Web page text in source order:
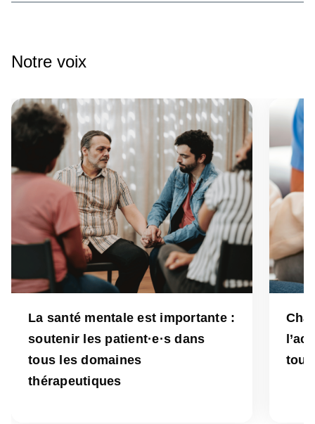
Notre voix
La santé mentale est importante :
soutenir les patient·e·s dans
tous les domaines
thérapeutiques